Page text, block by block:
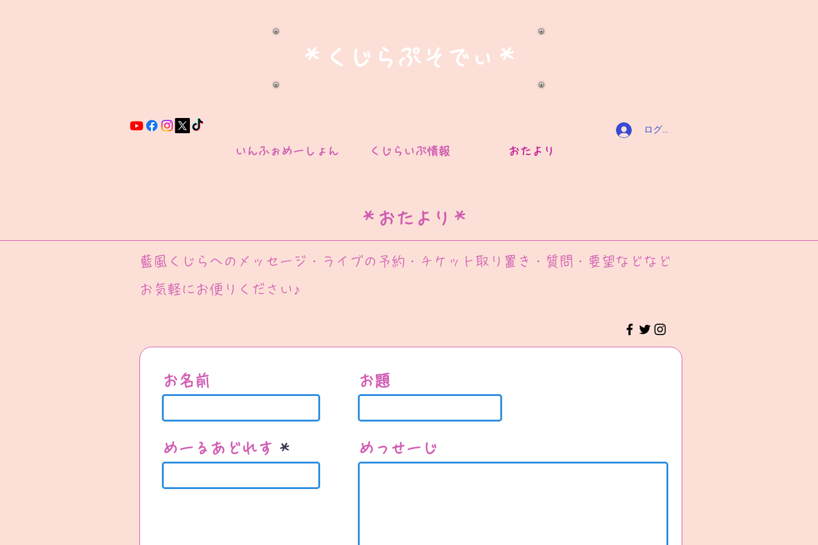
​＊くじらぷそでぃ＊
ログイン
いんふぉめーしょん くじらいぶ情報 おたより
＊おたより＊
藍風くじらへのメッセージ・ライブの予約・チケット取り置き・質問・要望などなど
​お気軽にお便りください♪
お名前
めーるあどれす
お題
めっせーじ